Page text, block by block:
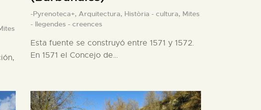
-Pyrenoteca+,Arquitectura, Història - cultura, Mites
- llegendes - creences
Esta fuente se construyó entre 1571 y 1572.
En 1571 el Concejo de…